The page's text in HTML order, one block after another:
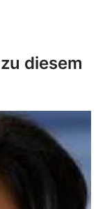
diesem